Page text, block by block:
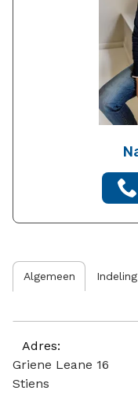
Algemeen Indeling
Algemeen
Adres:
Griene Leane 16
Stiens